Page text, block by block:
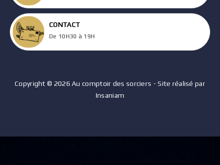
CONTACT
De 10H30 à 19H
Copyright © 2026 Au comptoir des sorciers - Site réalisé par
Insaniam